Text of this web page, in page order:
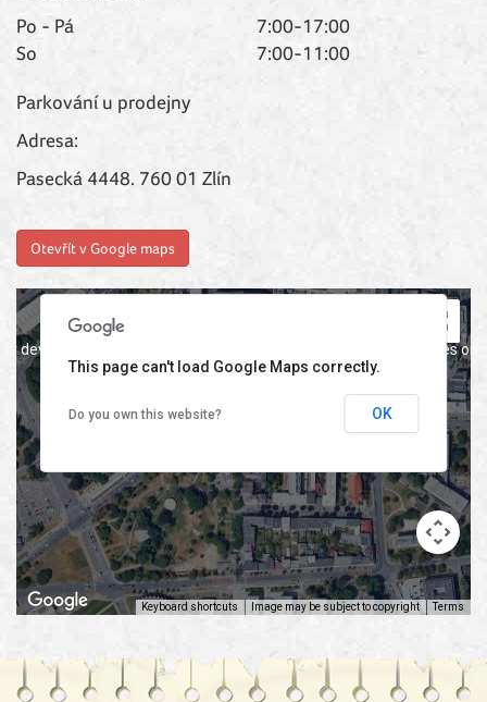
Po - Pá
7:00-17:00
So
7:00-11:00
Parkování u prodejny
Adresa:
Pasecká 4448. 760 01 Zlín
Otevřít v Google maps
For development purposes
development purposes only
Keyboard shortcuts Image may be subject to copyright Terms
This page can't load Google Maps correctly.
Do you own this website? OK